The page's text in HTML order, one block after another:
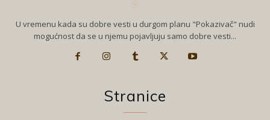
U vremenu kada su dobre vesti u durgom planu "Pokazivač" nudi
mogućnost da se u njemu pojavljuju samo dobre vesti...
Stranice